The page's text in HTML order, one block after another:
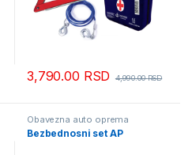
3,790.00 RSD 4,990.00RSD
Obavezna auto oprema
Bezbednosni set AP